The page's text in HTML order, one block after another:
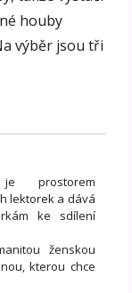
houby
výběr jsou tři
prostorem
lektorek a dává
ke sdílení
ženskou
kterou chce